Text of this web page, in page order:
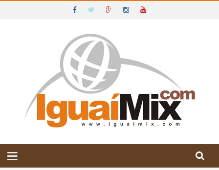
IGUAÍ E SUDOESTE DA BAHIA